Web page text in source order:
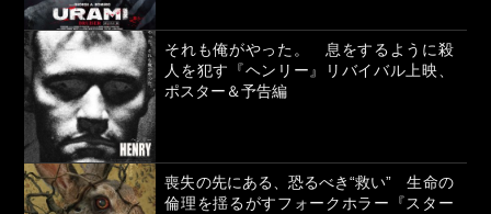
それも俺がやった。 息をするように殺
人を犯す『ヘンリー』リバイバル上映、
ポスター＆予告編
喪失の先にある、恐るべき“救い” 生命の
倫理を揺るがすフォークホラー『スター